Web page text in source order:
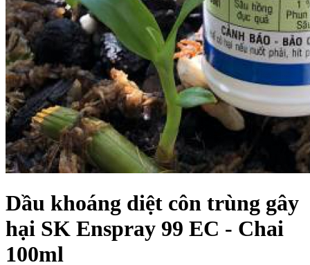
Dầu khoáng diệt côn trùng gây
hại SK Enspray 99 EC - Chai
100ml